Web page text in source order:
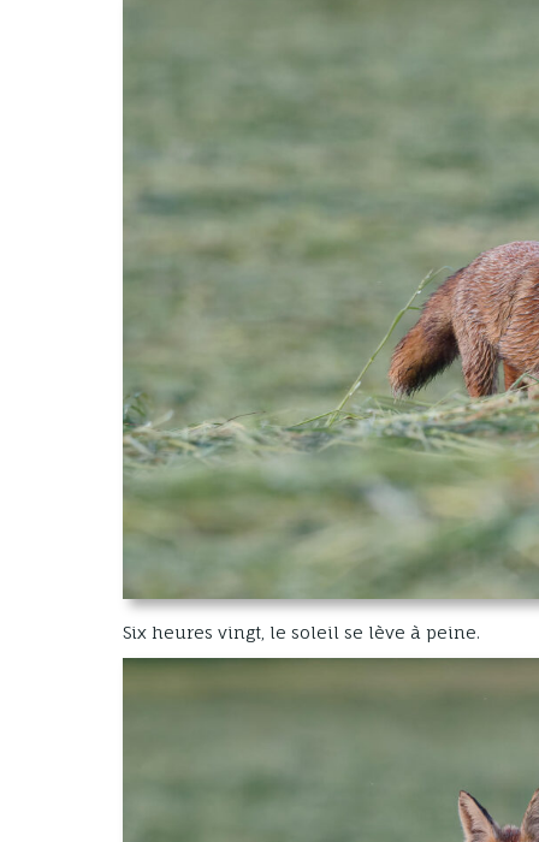
Six heures vingt, le soleil se lève à peine.